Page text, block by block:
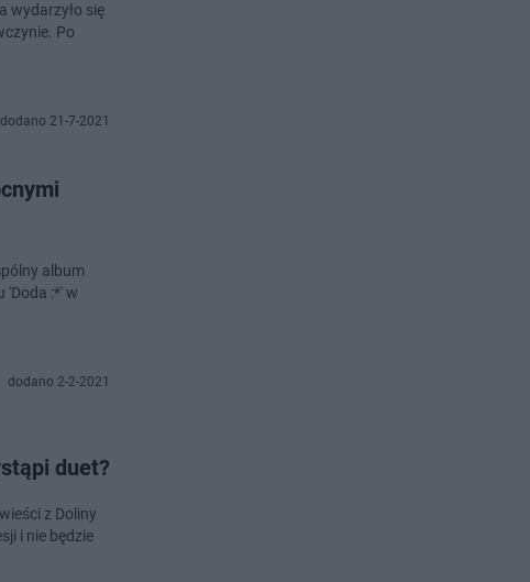
wydarzyło się
Po
dodano 21-7-2021
album
'Doda :*' w
dodano 2-2-2021
duet?
z Doliny
i nie będzie